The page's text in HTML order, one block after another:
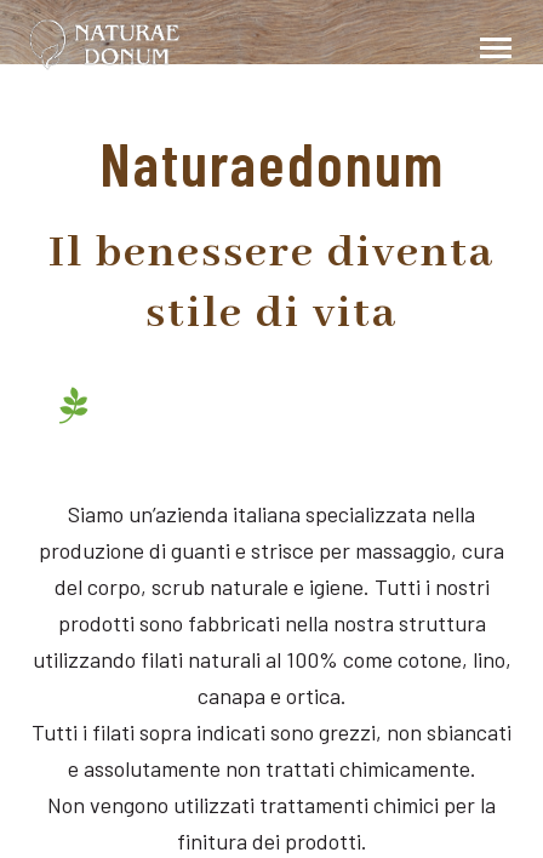
Naturaedonum
Il benessere diventa
stile di vita
Siamo un’azienda italiana specializzata nella
produzione di guanti e strisce per massaggio, cura
del corpo, scrub naturale e igiene. Tutti i nostri
prodotti sono fabbricati nella nostra struttura
utilizzando filati naturali al 100% come cotone, lino,
canapa e ortica.
Tutti i filati sopra indicati sono grezzi, non sbiancati
e assolutamente non trattati chimicamente.
Non vengono utilizzati trattamenti chimici per la
finitura dei prodotti.